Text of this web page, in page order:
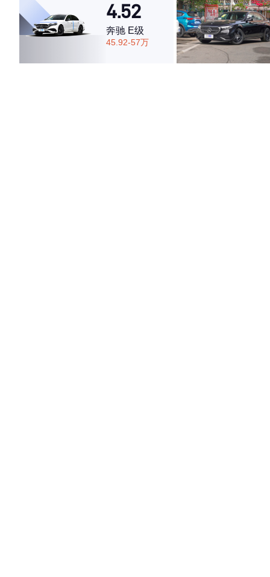
4.52
奔驰 E级
45.92-57万